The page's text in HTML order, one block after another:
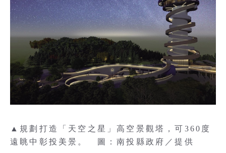
▲規劃打造「天空之星」高空景觀塔，可360度
遠眺中彰投美景。 圖：南投縣政府／提供